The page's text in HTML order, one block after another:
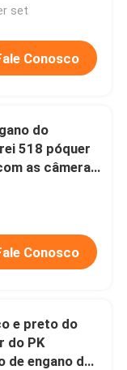
set
Conosco
do
518 póquer
as câmeras
para dentro
Conosco
e preto do
do PK
de engano do